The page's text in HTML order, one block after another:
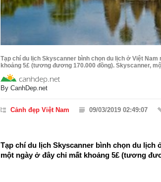
Tạp chí du lịch Skyscanner bình chọn du lịch ở Việt
khoảng 5£ (tương đương 170.000 đồng). Skyscanner,
By CanhDep.net
Cảnh đẹp Việt Nam 09/03/2019 02:49:07
Tạp chí du lịch Skyscanner bình chọn du lịch
một ngày ở đây chỉ mất khoảng 5£ (tương